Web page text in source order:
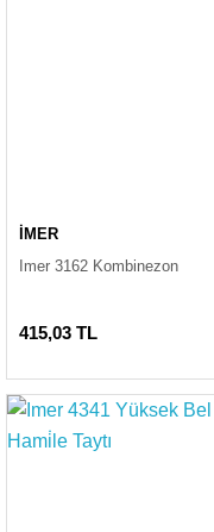
İMER
Imer 3162 Kombinezon
415,03 TL